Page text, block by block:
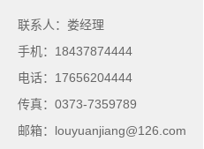
联系人：娄经理
手机：18437874444
电话：17656204444
传真：0373-7359789
邮箱：louyuanjiang@126.com